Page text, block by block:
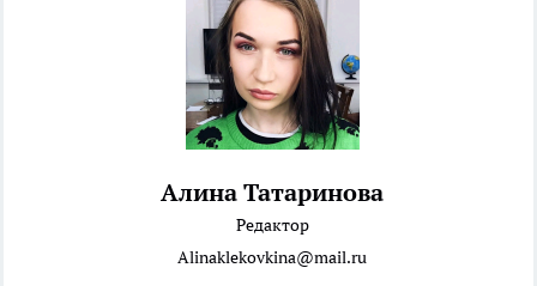
Алина Татаринова
Редактор
Alinaklekovkina@mail.ru